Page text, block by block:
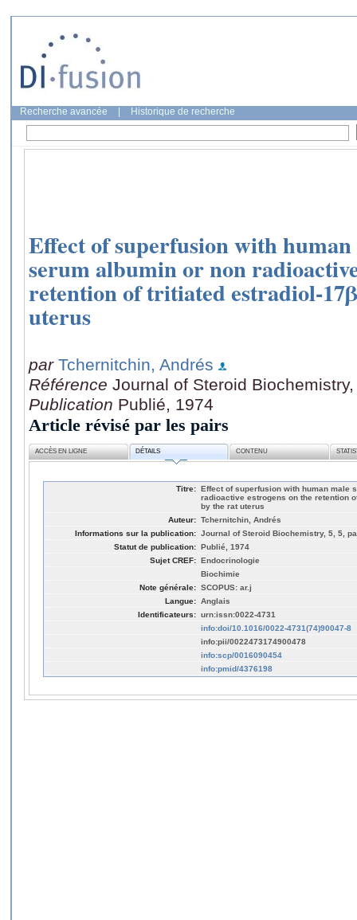
Recherche avancée Historique de recherche
Effect of superfusion with
serum albumin or non
retention of tritiated estradiol-
uterus
par Tchernitchin, Andrés
Référence Journal of Steroid
Publication Publié, 1974
Article révisé par les pairs
ACCÈS EN LIGNE DÉTAILS CONTENU
Titre: Effect of superfusion with human male
radioactive estrogens on the retention
by the rat uterus
Auteur: Tchernitchin, Andrés
Informations sur la publication: Journal of Steroid Biochemistry, 5, 5,
Statut de publication: Publié, 1974
Sujet CREF: Endocrinologie
Biochimie
Note générale: SCOPUS: ar.j
Langue: Anglais
Identificateurs: urn:issn:0022-4731
info:doi/10.1016/0022-4731(74)90047-8
info:pii/0022473174900478
info:scp/0016090454
info:pmid/4376198